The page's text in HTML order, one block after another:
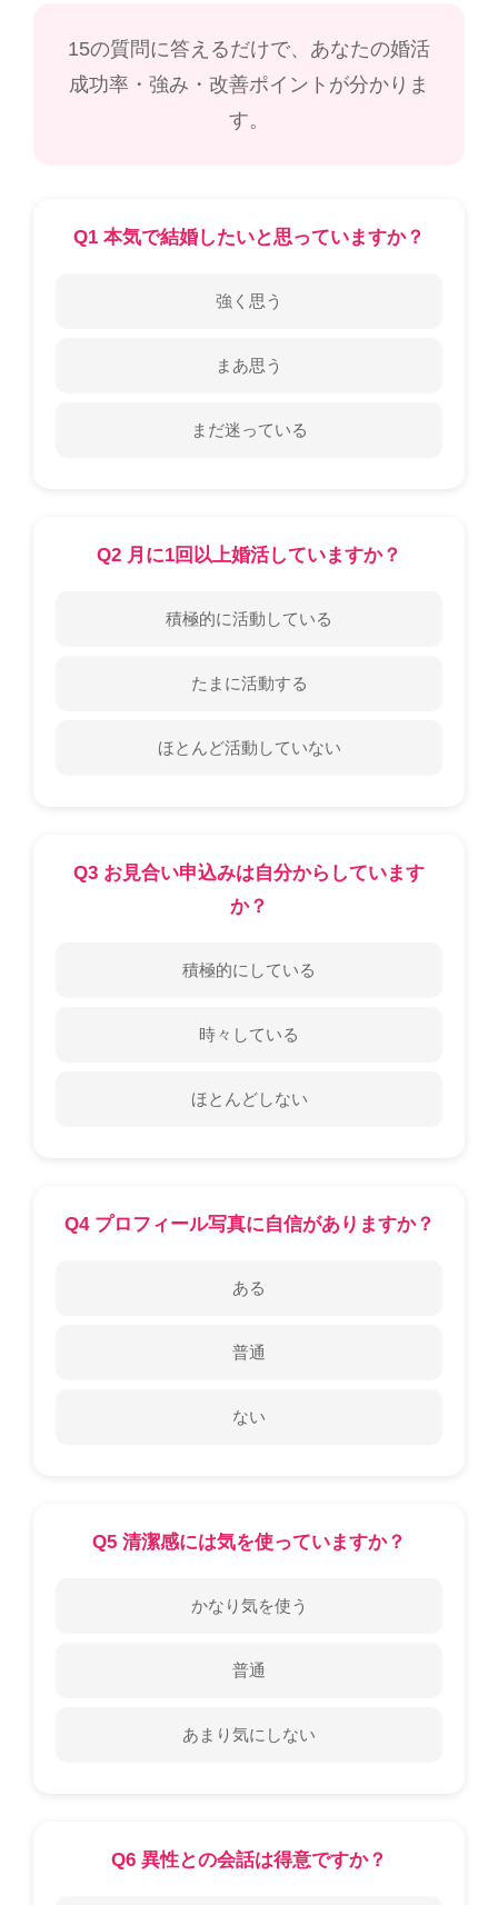
15の質問に答えるだけで、あなたの婚活
成功率・強み・改善ポイントが分かりま
す。
Q1 本気で結婚したいと思っていますか？
強く思う
まあ思う
まだ迷っている
Q2 月に1回以上婚活していますか？
積極的に活動している
たまに活動する
ほとんど活動していない
Q3 お見合い申込みは自分からしています
か？
積極的にしている
時々している
ほとんどしない
Q4 プロフィール写真に自信がありますか？
ある
普通
ない
Q5 清潔感には気を使っていますか？
かなり気を使う
普通
あまり気にしない
Q6 異性との会話は得意ですか？